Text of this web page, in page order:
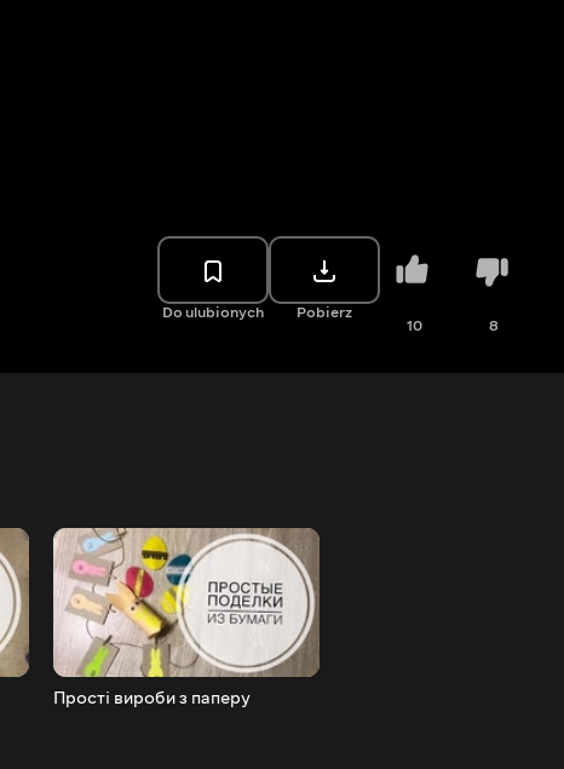
Do ulubionych Pobierz
10 8
Прості вироби з паперу